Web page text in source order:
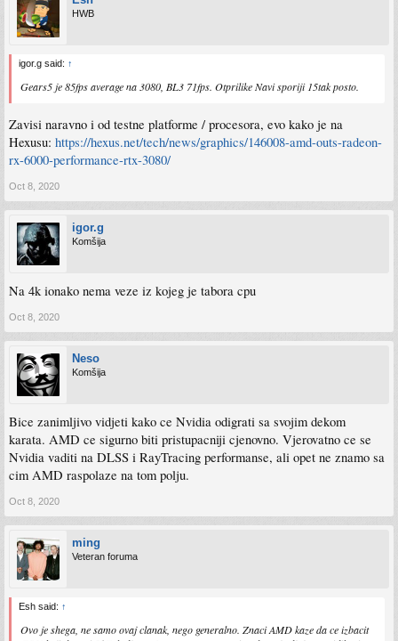
HWB
igor.g said: ↑
Gears5 je 85fps average na 3080, BL3 71fps. Otprilike Navi sporiji 15tak posto.
Zavisi naravno i od testne platforme / procesora, evo kako je na
Hexusu: https://hexus.net/tech/news/graphics/146008-amd-outs-radeon-
rx-6000-performance-rtx-3080/
Oct 8, 2020
igor.g
Komšija
Na 4k ionako nema veze iz kojeg je tabora cpu
Oct 8, 2020
Neso
Komšija
Bice zanimljivo vidjeti kako ce Nvidia odigrati sa svojim dekom
karata. AMD ce sigurno biti pristupacniji cjenovno. Vjerovatno ce se
Nvidia vaditi na DLSS i RayTracing performanse, ali opet ne znamo sa
cim AMD raspolaze na tom polju.
Oct 8, 2020
ming
Veteran foruma
Esh said: ↑
Ovo je shega, ne samo ovaj clanak, nego generalno. Znaci AMD kaze da ce izbacit